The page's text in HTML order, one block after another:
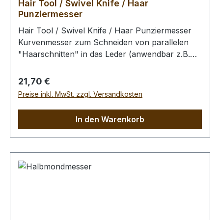
Hair Tool / Swivel Knife / Haar
Punziermesser
Hair Tool / Swivel Knife / Haar Punziermesser
Kurvenmesser zum Schneiden von parallelen
"Haarschnitten" in das Leder (anwendbar z.B.
Adler, Bären, Gras, etc.). Auswechselbare
Klingen. Klingengröße (R): 6,3 x 2,7
mmKlingengröße (L): 6,3 x 4,2
Regulärer Preis:
21,70 €
Preise inkl. MwSt. zzgl. Versandkosten
In den Warenkorb